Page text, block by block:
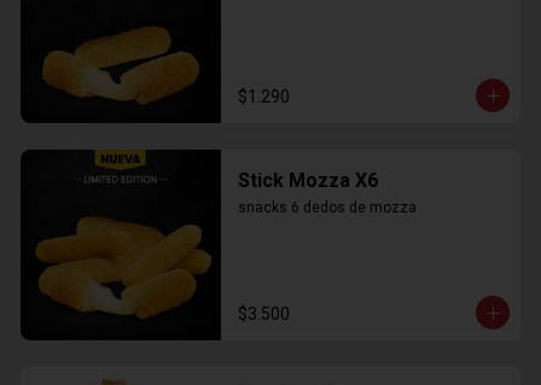
$1.290
Stick Mozza X6
snacks 6 dedos de mozza
$3.500